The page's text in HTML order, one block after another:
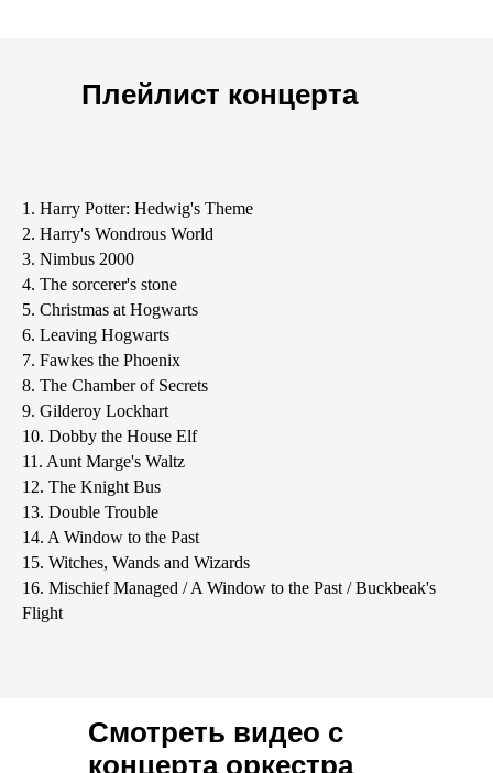
Плейлист концерта
1. Harry Potter: Hedwig's Theme
2. Harry's Wondrous World
3. Nimbus 2000
4. The sorcerer's stone
5. Christmas at Hogwarts
6. Leaving Hogwarts
7. Fawkes the Phoenix
8. The Chamber of Secrets
9. Gilderoy Lockhart
10. Dobby the House Elf
11. Aunt Marge's Waltz
12. The Knight Bus
13. Double Trouble
14. A Window to the Past
15. Witches, Wands and Wizards
16. Mischief Managed / A Window to the Past / Buckbeak's
Flight
Смотреть видео с
концерта оркестра